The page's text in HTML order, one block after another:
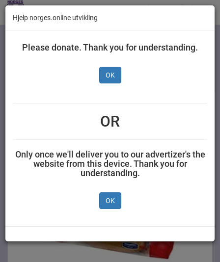
Kategorier
900 g
Hjelp norges.online utvikling
Please donate. Thank you for understanding.
OK
OR
Only once we'll deliver you to our advertizer's the
website from this device. Thank you for
understanding.
OK